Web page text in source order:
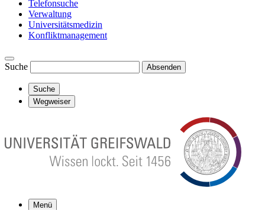
Telefonsuche
Verwaltung
Universitätsmedizin
Konfliktmanagement
Suche Absenden
Suche
Wegweiser
Menü